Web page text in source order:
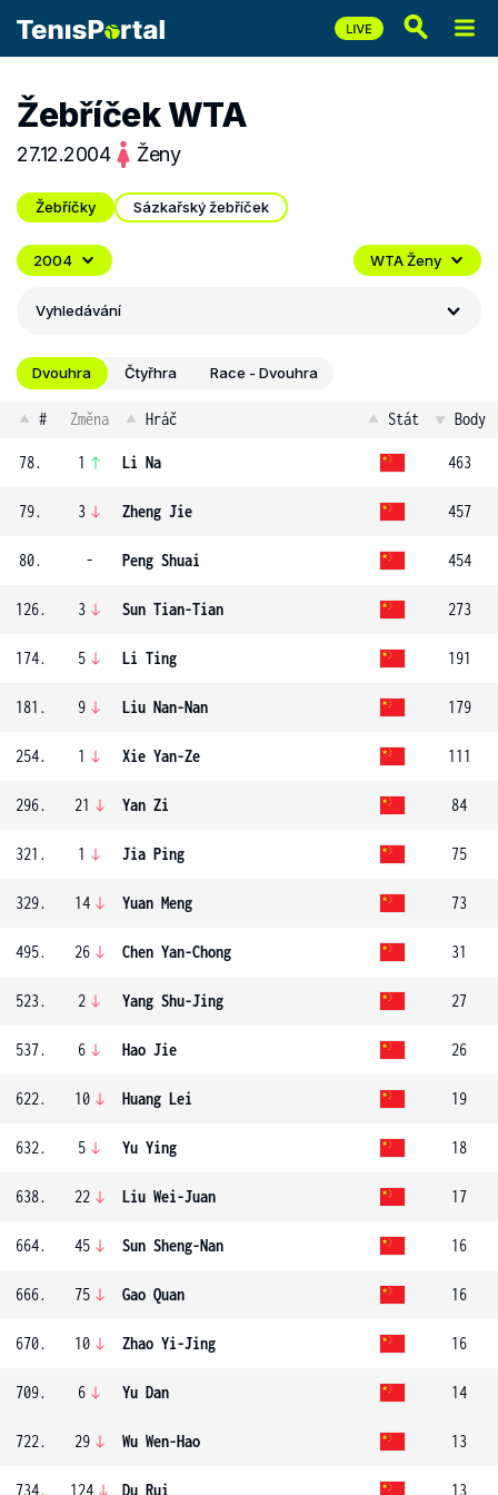
Žebříček WTA
27.12.2004 Ženy
Žebříčky Sázkařský žebříček
2004 WTA Ženy
Vyhledávání
Dvouhra Čtyřhra Race - Dvouhra
# Změna Hráč Stát Body
78. 1 Li Na 463
79. 3 Zheng Jie 457
80. - Peng Shuai 454
126. 3 Sun Tian-Tian 273
174. 5 Li Ting 191
181. 9 Liu Nan-Nan 179
254. 1 Xie Yan-Ze 111
296. 21 Yan Zi 84
321. 1 Jia Ping 75
329. 14 Yuan Meng 73
495. 26 Chen Yan-Chong 31
523. 2 Yang Shu-Jing 27
537. 6 Hao Jie 26
622. 10 Huang Lei 19
632. 5 Yu Ying 18
638. 22 Liu Wei-Juan 17
664. 45 Sun Sheng-Nan 16
666. 75 Gao Quan 16
670. 10 Zhao Yi-Jing 16
709. 6 Yu Dan 14
722. 29 Wu Wen-Hao 13
734. 124 Du Rui 13